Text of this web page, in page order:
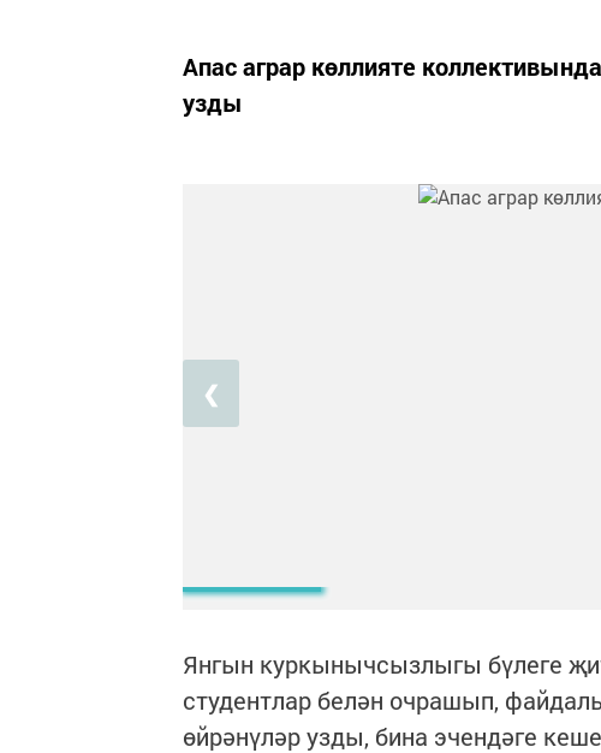
Апас аграр көллияте
узды
❮
Янгын куркынычсызлыгы бүлеге
студентлар белән очрашып,
өйрәнүләр узды, бина эчендәге